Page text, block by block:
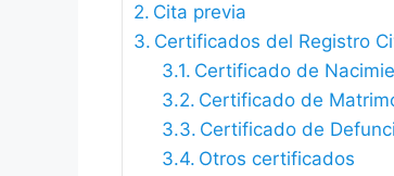
Cita previa
Certificados del Registro
Certificado de
Certificado de
Certificado de
Otros certificados